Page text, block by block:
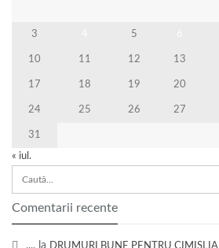
3 5
10 11 12 13
17 18 19 20
24 25 26 27
31
« iul.
Comentarii recente
.... la DRUMURI BUNE PENTRU CIMIȘLIA